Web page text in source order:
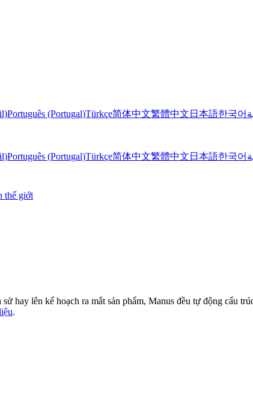
Português (Portugal)Türkçe简体中文繁體中文 日本語한국어
Português (Portugal)Türkçe简体中文繁體中文 日本語한국어
thế giới
hay lên kế hoạch ra mắt sản phẩm, Manus đều tự động cấu
.